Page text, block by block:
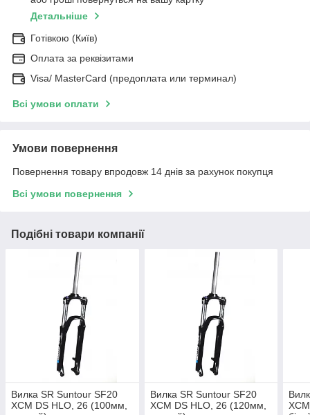
Детальніше
Готівкою (Київ)
Оплата за реквізитами
Visa/ MasterCard (предоплата или терминал)
Всі умови оплати
Умови повернення
Повернення товару впродовж 14 днів за рахунок покупця
Всі умови повернення
Подібні товари компанії
Вилка SR Suntour SF20
XCM DS HLO, 26 (100мм,
Вилка SR Suntour SF20
XCM DS HLO, 26 (120мм,